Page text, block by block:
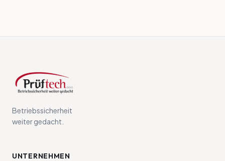
Betriebssicherheit
weiter gedacht.
UNTERNEHMEN